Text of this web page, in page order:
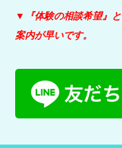
▼『体験の相談希望』と
案内が早いです。